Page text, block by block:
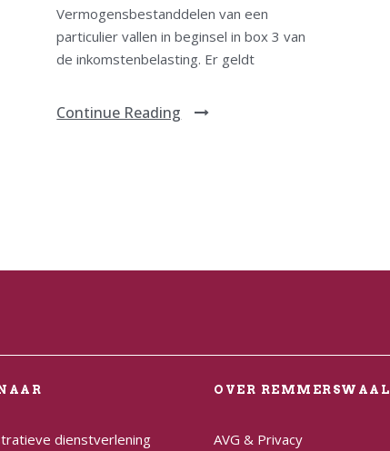
Vermogensbestanddelen van een
particulier vallen in beginsel in box 3 van
de inkomstenbelasting. Er geldt
Continue Reading
dienstverlening
OVER REMMERSWAAL
AVG & Privacy